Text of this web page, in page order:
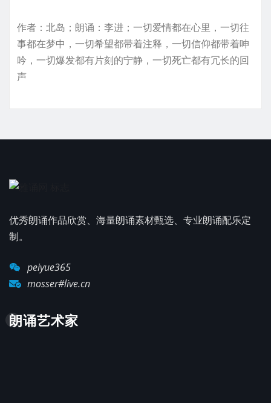
作者：北岛；朗诵：李进；一切爱情都在心里，一切往
事都在梦中，一切希望都带着注释，一切信仰都带着呻
吟，一切爆发都有片刻的宁静，一切死亡都有冗长的回
声
优秀朗诵作品欣赏、海量朗诵素材甄选、专业朗诵配乐定
制。
peiyue365
mosser#live.cn
朗诵艺术家